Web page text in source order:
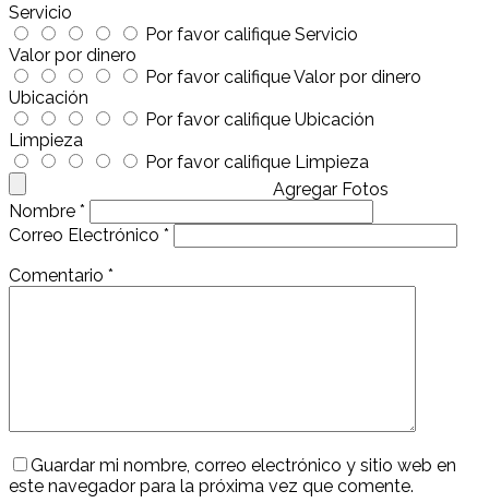
Servicio
Por favor califique Servicio
Valor por dinero
Por favor califique Valor por dinero
Ubicación
Por favor califique Ubicación
Limpieza
Por favor califique Limpieza
Agregar Fotos
Nombre *
Correo Electrónico *
Comentario *
Guardar mi nombre, correo electrónico y sitio web en
este navegador para la próxima vez que comente.